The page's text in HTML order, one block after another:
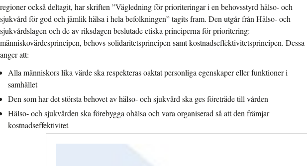
regioner också deltagit, har skriften ”Vägledning för prioriteringar i en behovsstyrd hälso- och
sjukvård för god och jämlik hälsa i hela befolkningen” tagits fram. Den utgår från Hälso- och
sjukvårdslagen och de av riksdagen beslutade etiska principerna för prioritering:
människovärdesprincipen, behovs-solidaritetsprincipen samt kostnadseffektivitetsprincipen. Dessa
anger att:
Alla människors lika värde ska respekteras oaktat personliga egenskaper eller funktioner i
samhället
Den som har det största behovet av hälso- och sjukvård ska ges företräde till vården
Hälso- och sjukvården ska förebygga ohälsa och vara organiserad så att den främjar
kostnadseffektivitet